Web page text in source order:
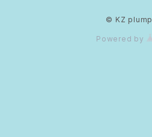
© KZ
Powered by